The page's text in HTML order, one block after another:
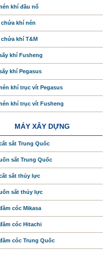
khí đầu nổ
khí nén
khí T&M
khí Fusheng
khí Pegasus
khí trục vít Pegasus
khí trục vít Fusheng
MÁY XÂY DỰNG
sắt Trung Quốc
sắt Trung Quốc
sắt thủy lực
sắt thủy lực
cóc Mikasa
cóc Hitachi
cóc Trung Quốc